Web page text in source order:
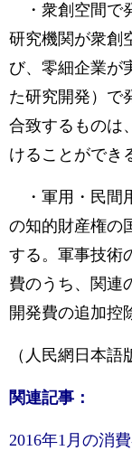
・衆創空間で
研究機関が衆創
び、零細企業が
た研究開発）で
合致するものは
けることができ
・軍用・民
の知的財産権の
する。軍事技術
費のうち、関連
開発費の追加控
（人民網日本語
関連記事：
2016年1月の消